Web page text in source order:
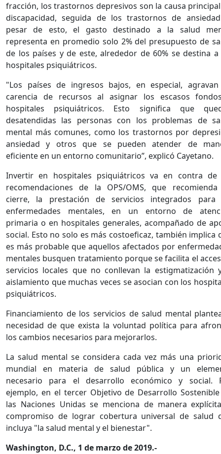
fracción, los trastornos depresivos son la causa
discapacidad, seguida de los trastornos de
pesar de esto, el gasto destinado a la salud
representa en promedio solo 2% del presupuesto de
de los países y de este, alrededor de 60% se destina a
hospitales psiquiátricos.
"Los países de ingresos bajos, en especial,
carencia de recursos al asignar los escasos
hospitales psiquiátricos. Esto significa que
desatendidas las personas con los problemas de
mental más comunes, como los trastornos por
ansiedad y otros que se pueden atender de
eficiente en un entorno comunitario”, explicó Cayetano.
Invertir en hospitales psiquiátricos va en contra de
recomendaciones de la OPS/OMS, que
cierre, la prestación de servicios integrados para
enfermedades mentales, en un entorno de
primaria o en hospitales generales, acompañado de
social. Esto no solo es más costoeficaz, también implica
es más probable que aquellos afectados por
mentales busquen tratamiento porque se facilita el
servicios locales que no conllevan la estigmatización
aislamiento que muchas veces se asocian con los
psiquiátricos.
Financiamiento de los servicios de salud mental
necesidad de que exista la voluntad política para
los cambios necesarios para mejorarlos.
La salud mental se considera cada vez más una
mundial en materia de salud pública y un
necesario para el desarrollo económico y social.
ejemplo, en el tercer Objetivo de Desarrollo
las Naciones Unidas se menciona de manera
compromiso de lograr cobertura universal de salud
incluya "la salud mental y el bienestar".
Washington, D.C., 1 de marzo de 2019.-